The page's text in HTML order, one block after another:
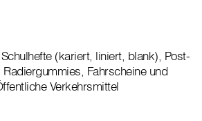
(kariert, liniert, blank), Post-
Fahrscheine und
Verkehrsmittel